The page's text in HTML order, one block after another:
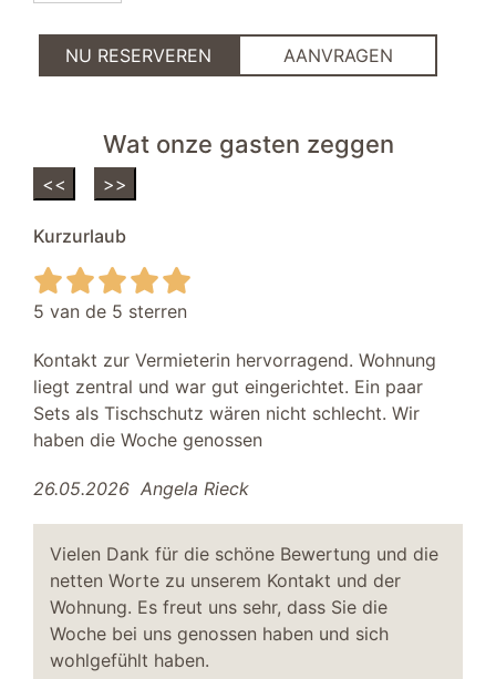
NU RESERVEREN AANVRAGEN
Wat onze gasten zeggen
<<
Kurzurlaub
5 van de 5 sterren
Kontakt zur Vermieterin hervorragend. Wohnung
liegt zentral und war gut eingerichtet. Ein paar
Sets als Tischschutz wären nicht schlecht. Wir
haben die Woche genossen
26.05.2026 Angela Rieck
Vielen Dank für die schöne Bewertung und die
netten Worte zu unserem Kontakt und der
Wohnung. Es freut uns sehr, dass Sie die
Woche bei uns genossen haben und sich
wohlgefühlt haben.
>>